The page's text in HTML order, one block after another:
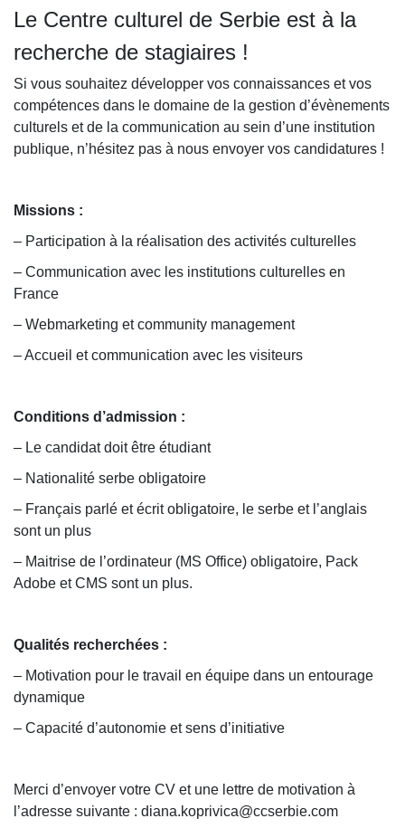
Le Centre culturel de Serbie est à la
recherche de stagiaires !
Si vous souhaitez développer vos connaissances et vos
compétences dans le domaine de la gestion d’évènements
culturels et de la communication au sein d’une institution
publique, n’hésitez pas à nous envoyer vos candidatures !
Missions :
– Participation à la réalisation des activités culturelles
– Communication avec les institutions culturelles en
France
– Webmarketing et community management
– Accueil et communication avec les visiteurs
Conditions d’admission :
– Le candidat doit être étudiant
– Nationalité serbe obligatoire
– Français parlé et écrit obligatoire, le serbe et l’anglais
sont un plus
– Maitrise de l’ordinateur (MS Office) obligatoire, Pack
Adobe et CMS sont un plus.
Qualités recherchées :
– Motivation pour le travail en équipe dans un entourage
dynamique
– Capacité d’autonomie et sens d’initiative
Merci d’envoyer votre CV et une lettre de motivation à
l’adresse suivante : diana.koprivica@ccserbie.com